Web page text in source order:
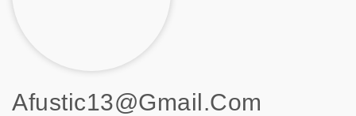
Afustic13@gmail.com